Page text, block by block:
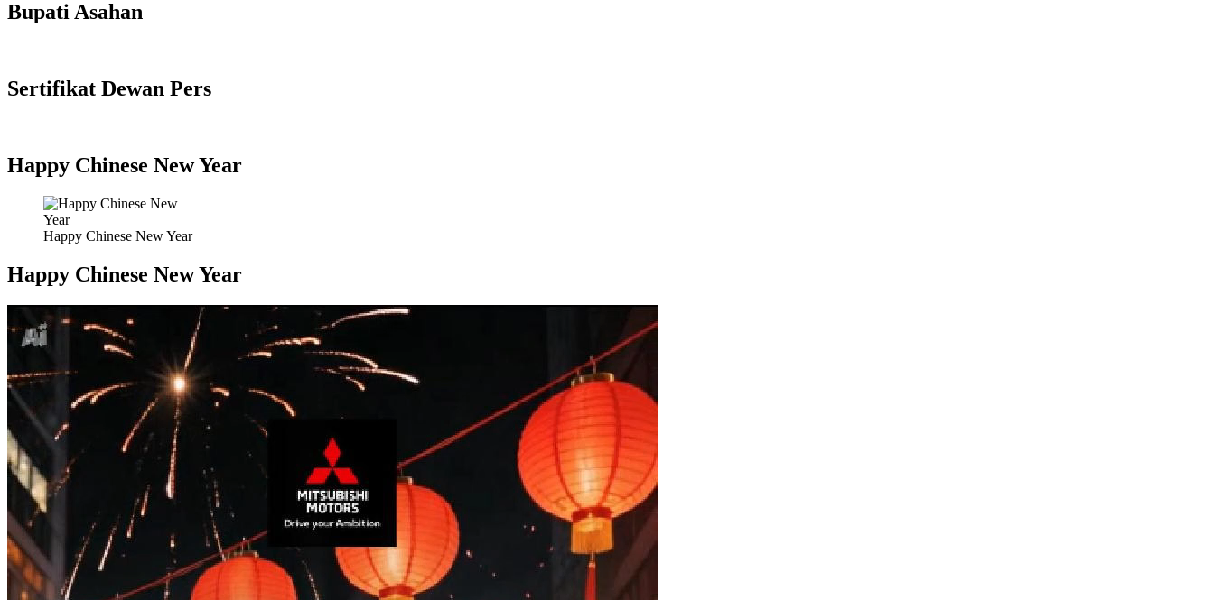
Bupati Asahan
Sertifikat Dewan Pers
Happy Chinese New Year
Happy Chinese New Year
Happy Chinese New Year